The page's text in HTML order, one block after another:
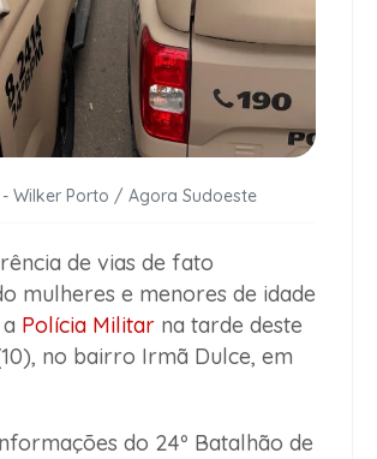
Wilker Porto / Agora Sudoeste
de vias de fato
mulheres e menores de idade
Polícia Militar na tarde deste
no bairro Irmã Dulce, em
do 24º Batalhão de